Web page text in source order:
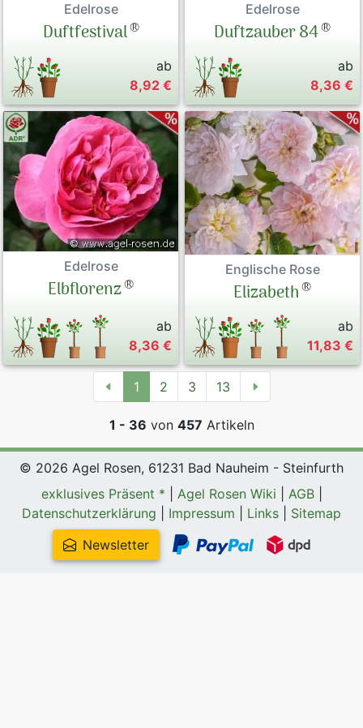
Edelrose
Duftfestival®
ab
8,92 €
Edelrose
Duftzauber 84®
ab
8,36 €
Edelrose
Elbflorenz®
ab
8,36 €
Englische Rose
Elizabeth®
ab
11,83 €
1 2 3 13
1 - 36 von 457 Artikeln
© 2026 Agel Rosen, 61231 Bad Nauheim - Steinfurth
exklusives Präsent *
Agel Rosen Wiki AGB|
Datenschutzerklärung
Impressum Links
Sitemap
Newsletter